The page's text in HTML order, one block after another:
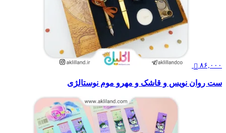
۸۶,۰۰۰
ست روان نویس و قاشک و مهرو موم نوستالژی